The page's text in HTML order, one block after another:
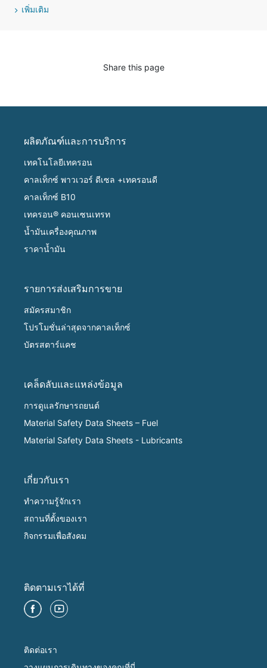
เพิ่มเติม
Share this page
ผลิตภัณฑ์และการบริการ
เทคโนโลยีเทครอน
คาลเท็กซ์ พาวเวอร์ ดีเซล +เทครอนดี
คาลเท็กซ์ B10
เทครอน® คอนเซนเทรท
น้ำมันเครื่องคุณภาพ
ราคาน้ำมัน
รายการส่งเสริมการขาย
สมัครสมาชิก
โปรโมชั่นล่าสุดจากคาลเท็กซ์
บัตรสตาร์แคช
เคล็ดลับและแหล่งข้อมูล
การดูแลรักษารถยนต์
Material Safety Data Sheets – Fuel
Material Safety Data Sheets - Lubricants
เกี่ยวกับเรา
ทำความรู้จักเรา
สถานที่ตั้งของเรา
กิจกรรมเพื่อสังคม
ติดตามเราได้ที่
ติดต่อเรา